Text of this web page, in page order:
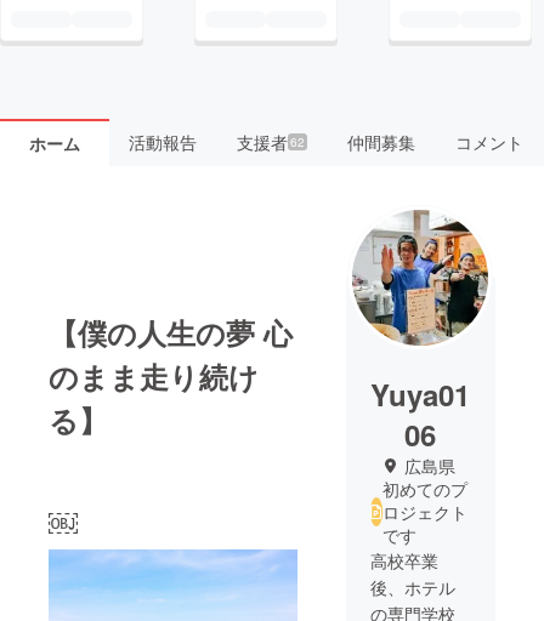
ホーム 活動報告 支援者62 仲間募集 コメント
【僕の人生の夢 心
のまま走り続け
る】
￼
Yuya01
06
広島県
初めてのプ
ロジェクト
です
高校卒業
後、ホテル
の専門学校